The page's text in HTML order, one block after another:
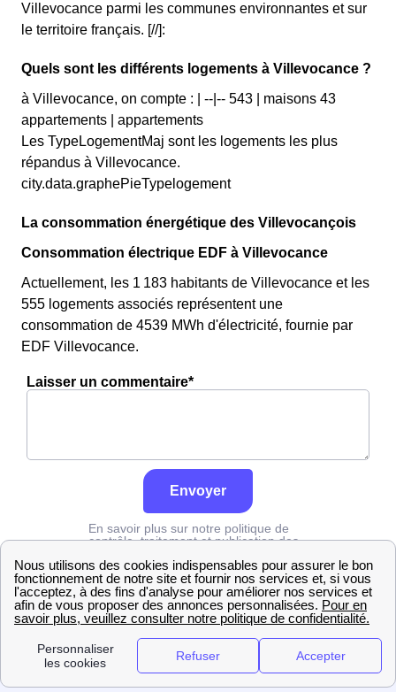
Villevocance parmi les communes environnantes et sur
le territoire français. [//]:
Quels sont les différents logements à Villevocance ?
à Villevocance, on compte : | --|-- 543 | maisons 43
appartements | appartements
Les TypeLogementMaj sont les logements les plus
répandus à Villevocance.
city.data.graphePieTypelogement
La consommation énergétique des Villevocançois
Consommation électrique EDF à Villevocance
Actuellement, les 1 183 habitants de Villevocance et les
555 logements associés représentent une
consommation de 4539 MWh d'électricité, fournie par
EDF Villevocance.
Laisser un commentaire*
Envoyer
En savoir plus sur notre politique de
contrôle, traitement et publication des
Edf Ardèche Villevocance